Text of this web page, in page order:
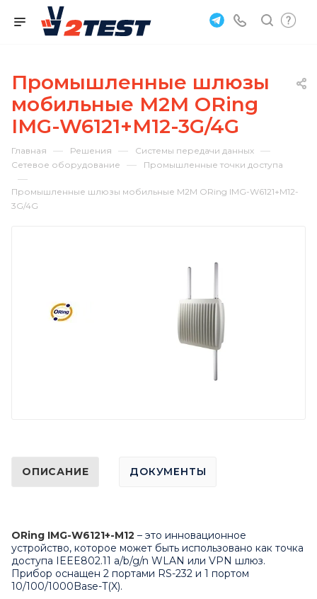
Промышленные шлюзы
мобильные M2M ORing
IMG-W6121+M12-3G/4G
Главная — Решения — Системы передачи данных —
Сетевое оборудование — Промышленные точки доступа
—
Промышленные шлюзы мобильные M2M ORing IMG-W6121+M12-
3G/4G
ОПИСАНИЕ ДОКУМЕНТЫ
ORing IMG-W6121+-M12 – это инновационное
устройство, которое может быть использовано как точка
доступа IEEE802.11 a/b/g/n WLAN или VPN шлюз.
Прибор оснащен 2 портами RS-232 и 1 портом
10/100/1000Base-T(X).